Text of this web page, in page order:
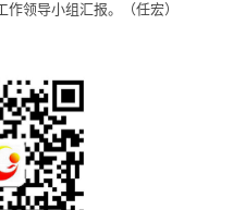
领导小组汇报。（任宏）